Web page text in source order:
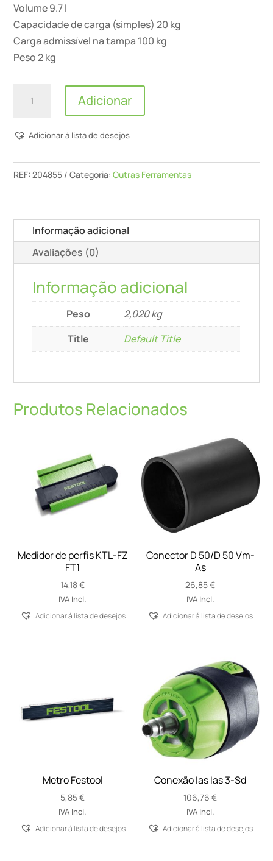
Volume 9.7 l
Capacidade de carga (simples) 20 kg
Carga admissível na tampa 100 kg
Peso 2 kg
Quantidade
Organizer
Org
Adicionar
Adicionar á lista de desejos
REF:204855 Categoria:Outras Ferramentas
Informação adicional
Avaliações (0)
Informação adicional
Peso
2,020 kg
Title
Default Title
Produtos Relacionados
Medidor de perfis KTL-FZ
FT1
14,18€
IVA Incl.
Adicionar á lista de desejos
Conector D 50/D 50 Vm-
As
26,85€
IVA Incl.
Adicionar á lista de desejos
Metro Festool
5,85€
IVA Incl.
Adicionar á lista de desejos
Conexão Ias Ias 3-Sd
106,76€
IVA Incl.
Adicionar á lista de desejos